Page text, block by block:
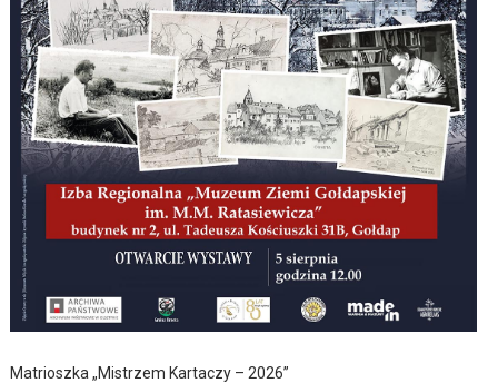
Matrioszka „Mistrzem Kartaczy – 2026”